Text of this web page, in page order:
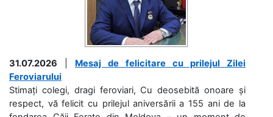
31.07.2026
Mesaj de felicitare cu prilejul Zilei
Feroviarului
Stimați colegi, dragi feroviari, Cu deosebită onoare și
respect, vă felicit cu prilejul aniversării a 155 ani de la